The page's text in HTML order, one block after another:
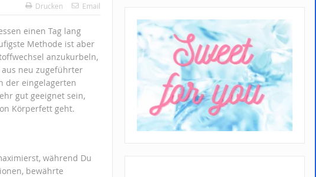
Drucken Email
einen Tag lang
Methode ist aber
anzukurbeln,
neu zugeführter
der eingelagerten
gut geeignet sein,
Körperfett geht.
während Du
bewährte